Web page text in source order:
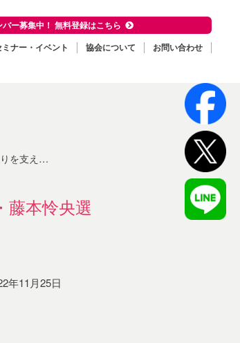
ー募集中！ 無料登録はこちら
ナー・イベント 協会について お問い合わせ
」の極意
本怜央選
年11月25日